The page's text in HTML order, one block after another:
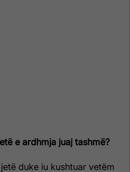
e ardhmja juaj tashmë?
duke iu kushtuar vetëm